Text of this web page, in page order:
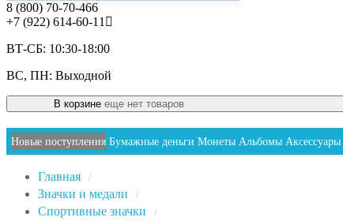
8 (800) 70-70-466
+7 (922) 614-60-11
ВТ-СБ: 10:30-18:00
ВС, ПН: Выходной
В корзине еще нет товаров
Новые поступления Бумажные деньги Монеты Альбомы Аксессуары
Главная /
Значки и медали /
Спортивные значки /